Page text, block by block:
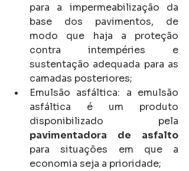
para a impermeabilização da
base dos pavimentos, de
modo que haja a proteção
contra intempéries e
sustentação adequada para as
camadas posteriores;
Emulsão asfáltica: a emulsão
asfáltica é um produto
pavimentadora de asfalto
para situações em que a
economia seja a prioridade;